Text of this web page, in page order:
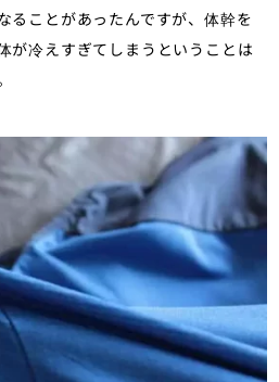
ることがあったんですが、体幹を
が冷えすぎてしまうということは